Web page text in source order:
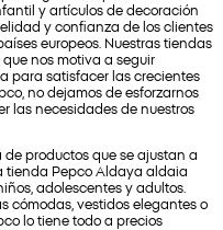
y artículos de decoración
y confianza de los clientes
europeos. Nuestras tiendas
nos motiva a seguir
para satisfacer las crecientes
no dejamos de esforzarnos
las necesidades de nuestros
productos que se ajustan a
tienda Pepco Aldaya aldaia
adolescentes y adultos.
cómodas, vestidos elegantes o
lo tiene todo a precios